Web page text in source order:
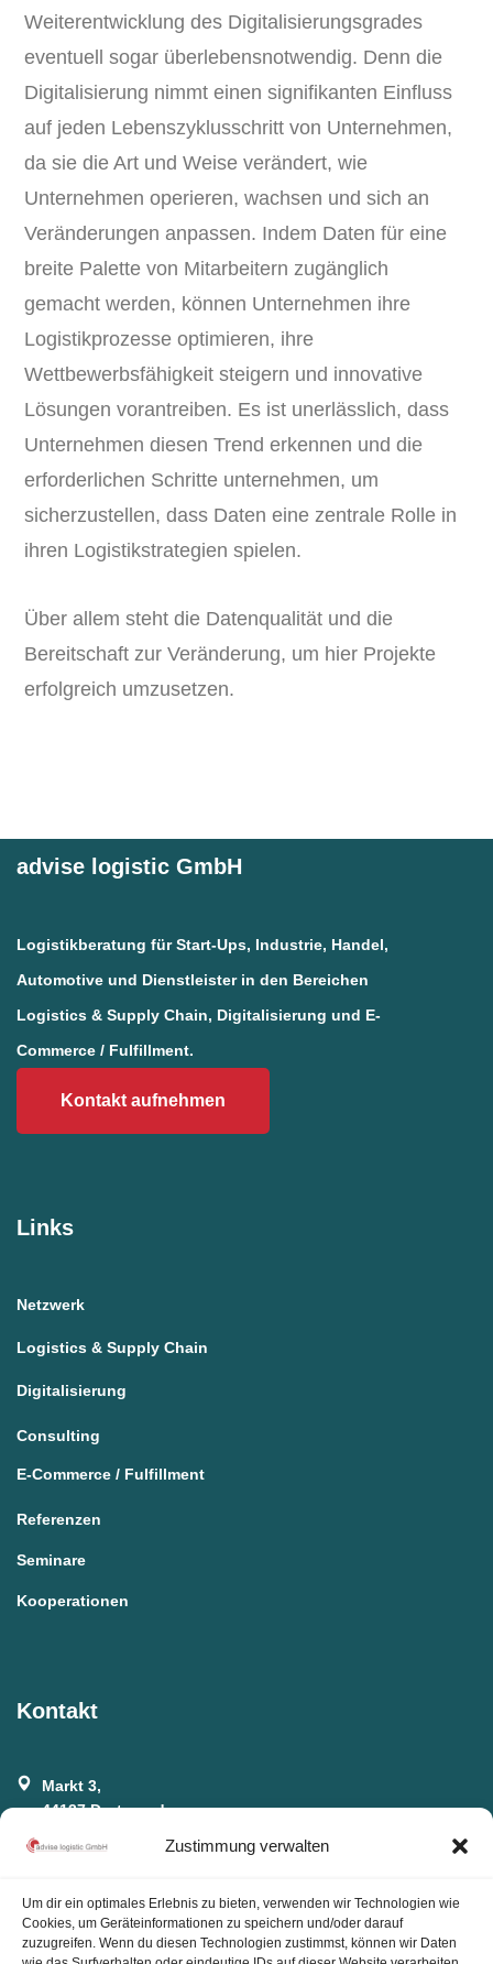
Zustimmung verwalten
Um dir ein optimales Erlebnis zu bieten, verwenden wir Technologien wie
Cookies, um Geräteinformationen zu speichern und/oder darauf
zuzugreifen. Wenn du diesen Technologien zustimmst, können wir Daten
Weiterentwicklung des Digitalisierungsgrades
eventuell sogar überlebensnotwendig. Denn die
Digitalisierung nimmt einen signifikanten Einfluss
auf jeden Lebenszyklusschritt von Unternehmen,
da sie die Art und Weise verändert, wie
Unternehmen operieren, wachsen und sich an
Veränderungen anpassen. Indem Daten für eine
breite Palette von Mitarbeitern zugänglich
gemacht werden, können Unternehmen ihre
Logistikprozesse optimieren, ihre
Wettbewerbsfähigkeit steigern und innovative
Lösungen vorantreiben. Es ist unerlässlich, dass
Unternehmen diesen Trend erkennen und die
erforderlichen Schritte unternehmen, um
sicherzustellen, dass Daten eine zentrale Rolle in
ihren Logistikstrategien spielen.
Über allem steht die Datenqualität und die
Bereitschaft zur Veränderung, um hier Projekte
erfolgreich umzusetzen.
advise logistic GmbH
Logistikberatung für Start-Ups, Industrie, Handel,
Automotive und Dienstleister in den Bereichen
Logistics & Supply Chain, Digitalisierung und E-
Commerce / Fulfillment.
Kontakt aufnehmen
Links
Netzwerk
Logistics & Supply Chain
Digitalisierung
Consulting
E-Commerce / Fulfillment
Referenzen
Seminare
Kooperationen
Kontakt
Markt 3,
44137 Dortmund
WhatsApp: